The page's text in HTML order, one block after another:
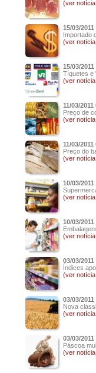
(ver
15/03/
Importado
(ver
15/03/
Tíquetes e
(ver
11/03/2011
Preço de
(ver
11/03/2011
Preço do
(ver
10/03/
(ver
10/03/
(ver
03/03/
Índices
(ver
03/03/2011
Nova
(ver
03/03/
Páscoa
(ver